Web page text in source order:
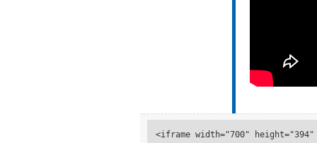
<iframe width="700" height="394"